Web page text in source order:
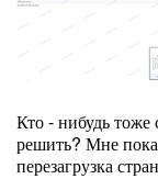
Кто - нибудь тоже
решить? Мне пока
перезагрузка